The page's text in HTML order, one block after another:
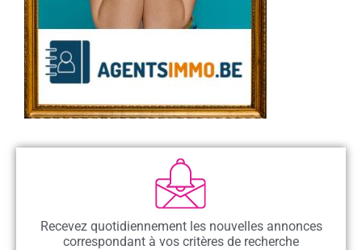
Recevez quotidiennement les nouvelles annonces
correspondant à vos critères de recherche